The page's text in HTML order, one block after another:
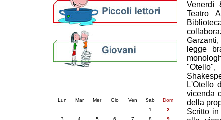
Venerdì
Teatro
legge
L'Otello
vicenda
della
Scritto
Lun Mar Mer Gio Ven Sab
Dom
1
2
3
4 5 6 7 8
9